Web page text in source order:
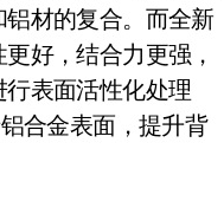
材的复合。而全新
好，结合力更强，
表面活性化处理
合金表面，提升背